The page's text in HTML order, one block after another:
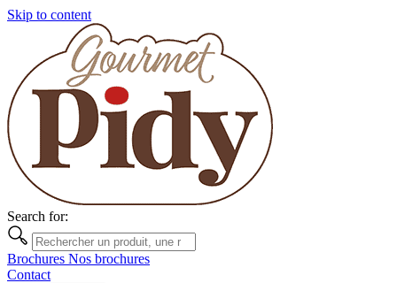
Skip to content
Search for:
Brochures Nos brochures
Contact